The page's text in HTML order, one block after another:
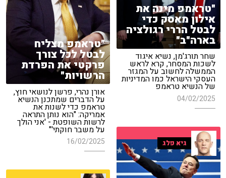
"טראמפ מצליח
לבטל לכל צורך
פרקטי את הפרדת
הרשויות"
אורן נהרי, פרשן לנושאי חוץ,
על הדברים שמתכנן הנשיא
טראמפ כדי לשנות את
אמריקה: "הוא נותן התראה
לרשות השופטת - 'אני הולך
על משבר חוקתי'"
16/02/2025
"טראמפ מינה את
אילון מאסק כדי
לבטל הררי רגולציה
בארה"ב"
שחר תורג'מן, נשיא איגוד
לשכות המסחר, קרא לראש
הממשלה לחשוב על המגזר
העסקי הישראל כמו המדיניות
של הנשיא טראמפ
04/02/2025
גיא פלג